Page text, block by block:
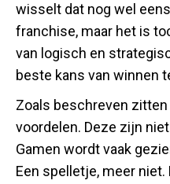
wisselt dat nog wel
franchise, maar het is
van logisch en
beste kans van winnen
Zoals beschreven zitten
voordelen. Deze zijn
Gamen wordt vaak
Een spelletje, meer